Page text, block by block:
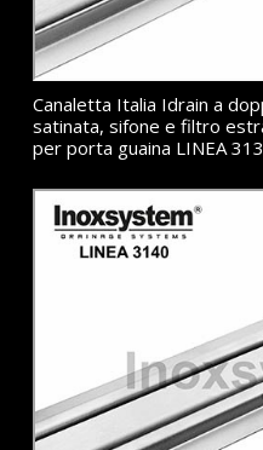
Canaletta Italia Idrain a
satinata, sifone e filtro
per porta guaina LINEA